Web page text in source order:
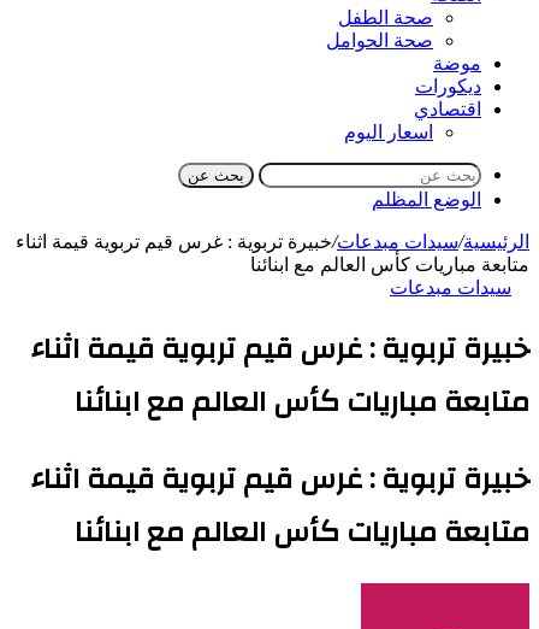
صحة الطفل
صحة الحوامل
موضة
ديكورات
اقتصادي
اسعار اليوم
بحث عن
الوضع المظلم
الرئيسية/سيدات مبدعات/خبيرة تربوية : غرس قيم تربوية قيمة اثناء
متابعة مباريات كأس العالم مع ابنائنا
سيدات مبدعات
خبيرة تربوية : غرس قيم تربوية قيمة اثناء
متابعة مباريات كأس العالم مع ابنائنا
خبيرة تربوية : غرس قيم تربوية قيمة اثناء
متابعة مباريات كأس العالم مع ابنائنا